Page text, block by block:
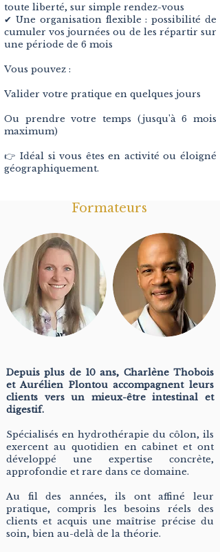
toute liberté, sur simple rendez-vous
✔ Une organisation flexible : possibilité de
cumuler vos journées ou de les répartir sur
une période de 6 mois
Vous pouvez :
Valider votre pratique en quelques jours
Ou prendre votre temps (jusqu'à 6 mois
maximum)
👉 Idéal si vous êtes en activité ou éloigné
géographiquement.
Formateurs
Depuis plus de 10 ans, Charlène Thobois
et Aurélien Plontou accompagnent leurs
clients vers un mieux-être intestinal et
digestif.
Spécialisés en hydrothérapie du côlon, ils
exercent au quotidien en cabinet et ont
développé une expertise concrète,
approfondie et rare dans ce domaine.
Au fil des années, ils ont affiné leur
pratique, compris les besoins réels des
clients et acquis une maîtrise précise du
soin, bien au-delà de la théorie.